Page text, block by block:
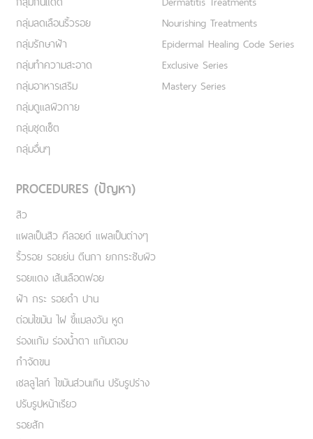
กลุ่มลดเลือนริ้วรอย
กลุ่มรักษาฝ้า
กลุ่มทำความสะอาด
กลุ่มอาหารเสริม
กลุ่มดูแลผิวกาย
กลุ่มชุดเซ็ต
กลุ่มอื่นๆ
Nourishing Treatments
Epidermal Healing Code Series
Exclusive Series
Mastery Series
PROCEDURES (ปัญหา)
สิว
แผลเป็นสิว คีลอยด์ แผลเป็นต่างๆ
ริ้วรอย รอยย่น ตีนกา ยกกระชับผิว
รอยแดง เส้นเลือดฟอย
ฝ้า กระ รอยดำ ปาน
ต่อมไขมัน ไฝ ขี้แมลงวัน หูด
ร่องแก้ม ร่องน้ำตา แก้มตอบ
กำจัดขน
เชลลูไลท์ ไขมันส่วนเกิน ปรับรูปร่าง
ปรับรูปหน้าเรียว
รอยสัก